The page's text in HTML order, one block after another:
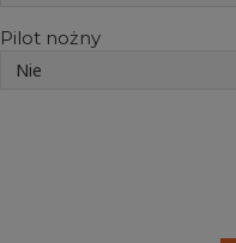
Pilot nożny
Nie